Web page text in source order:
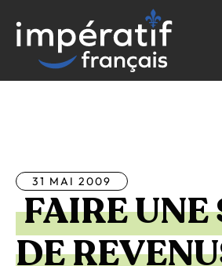
contenu
31 MAI 2009
FAIRE
DE